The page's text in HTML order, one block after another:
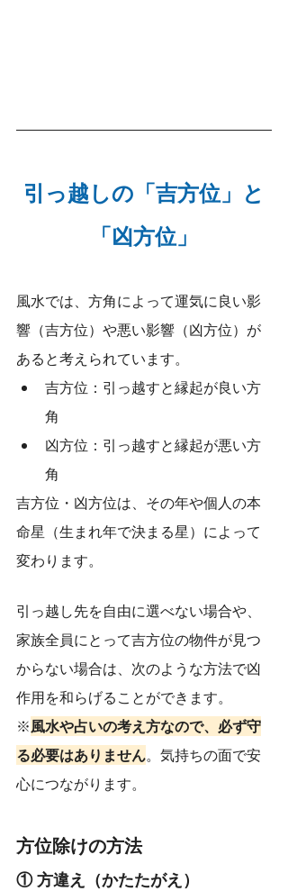
引っ越しの「吉方位」と
「凶方位」
風水では、方角によって運気に良い影
響（吉方位）や悪い影響（凶方位）が
あると考えられています。
吉方位：引っ越すと縁起が良い方
角
凶方位：引っ越すと縁起が悪い方
角
吉方位・凶方位は、その年や個人の本
命星（生まれ年で決まる星）によって
変わります。
引っ越し先を自由に選べない場合や、
家族全員にとって吉方位の物件が見つ
からない場合は、次のような方法で凶
作用を和らげることができます。
※風水や占いの考え方なので、必ず守
る必要はありません。気持ちの面で安
心につながります。
方位除けの方法
① 方違え（かたたがえ）